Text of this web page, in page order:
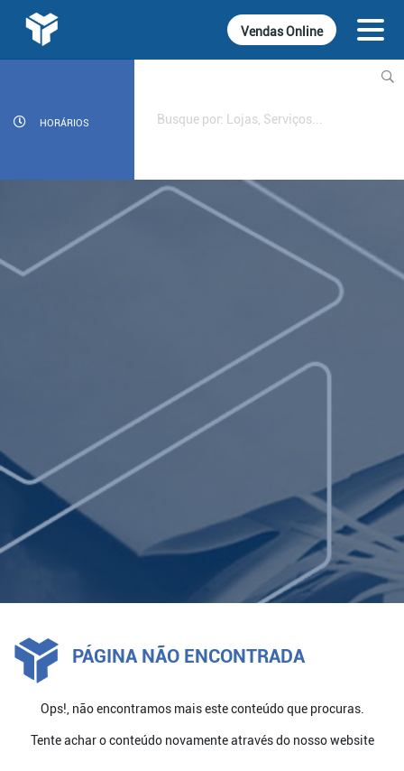
Vendas Online
LOJAS
LOG IN
HORÁRIOS
PÁGINA NÃO ENCONTRADA
Ops!, não encontramos mais este conteúdo que procuras.
Tente achar o conteúdo novamente através do nosso website